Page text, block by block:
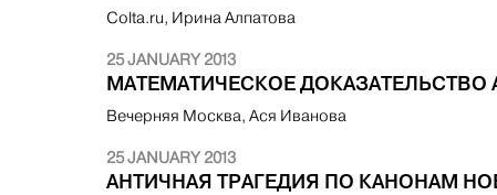
Colta.ru, Ирина Алпатова
25 JANUARY 2013
МАТЕМАТИЧЕСКОЕ ДОКАЗАТЕЛЬСТВО
Вечерняя Москва, Ася Иванова
25 JANUARY 2013
АНТИЧНАЯ ТРАГЕДИЯ ПО КАНОНАМ